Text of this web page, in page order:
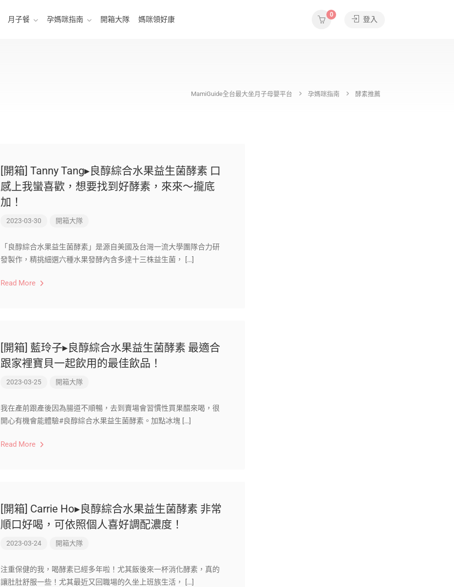
月子餐 孕媽咪指南 開箱大隊 媽咪領好康
0
登入
MamiGuide全台最大坐月子母嬰平台 孕媽咪指南 酵素推薦
[開箱] Tanny Tang▸良醇綜合水果益生菌酵素 口
感上我蠻喜歡，想要找到好酵素，來來～攏底
加！
2023-03-30 開箱大隊
「良醇綜合水果益生菌酵素」是源自美國及台灣一流大學團隊合力研
發製作，精挑細選六種水果發酵內含多達十三株益生菌， […]
Read More
[開箱] 藍玲子▸良醇綜合水果益生菌酵素 最適合
跟家裡寶貝一起飲用的最佳飲品！
2023-03-25 開箱大隊
我在產前跟產後因為腸道不順暢，去到賣場會習慣性買果醋來喝，很
開心有機會能體驗#良醇綜合水果益生菌酵素。加點冰塊 […]
Read More
[開箱] Carrie Ho▸良醇綜合水果益生菌酵素 非常
順口好喝，可依照個人喜好調配濃度！
2023-03-24 開箱大隊
注重保健的我，喝酵素已經多年啦！尤其飯後來一杯消化酵素，真的
讓肚肚舒服一些！尤其最近又回職場的久坐上班族生活， […]